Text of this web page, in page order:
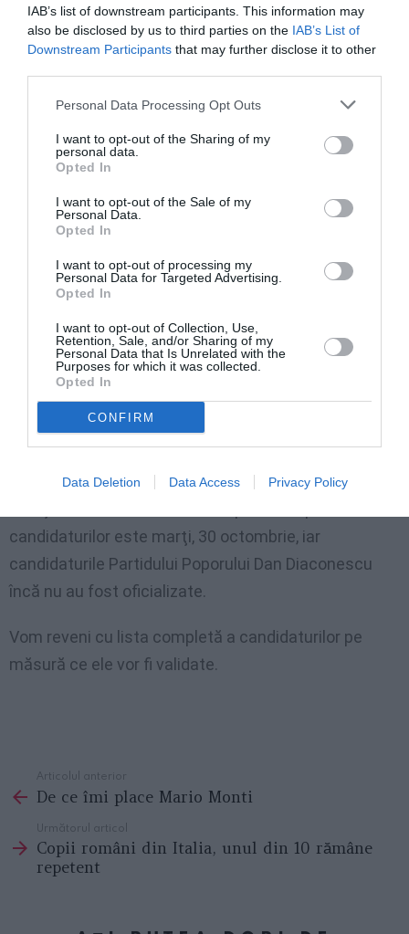
IAB’s list of downstream participants. This information may
also be disclosed by us to third parties on the IAB’s List of
Downstream Participants that may further disclose it to other
Personal Data Processing Opt Outs
I want to opt-out of the Sharing of my
personal data.
Opted In
I want to opt-out of the Sale of my
Personal Data.
Opted In
I want to opt-out of processing my
Personal Data for Targeted Advertising.
Opted In
I want to opt-out of Collection, Use,
Retention, Sale, and/or Sharing of my
Personal Data that Is Unrelated with the
Purposes for which it was collected.
Opted In
CONFIRM
Data Deletion Data Access Privacy Policy
următoarea: colegiul 1 Europa de Vest, colegiul 2
Europa de Est şi Asia, colegiul 3 Americile, Australia
şi Noua Zeelandă, colegiul 4 Orientul Mijlociu şi
Colegiile uninominale pentru Senat sunt două:
Colegiul uninominal 1 compus din Colegiile 1 şi 2
compus din colegiile 3 şi 4 pentru Camera
Deputaţilor. Deci, românii din diaspora vor avea 6
reprezentanţi pentru toată planeta, dintre care doi
senatori şi patru deputaţi.
candidaturilor este marţi, 30 octombrie, iar
candidaturile Partidului Poporului Dan Diaconescu
încă nu au fost oficializate.
Vom reveni cu lista completă a candidaturilor pe
măsură ce ele vor fi validate.
more
Articolul anterior
De ce îmi place Mario Monti
Următorul articol
Copii români din Italia, unul din 10 rămâne
repetent